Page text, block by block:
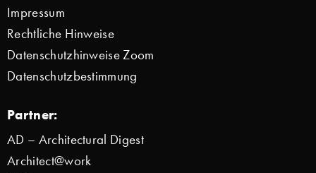
Impressum
Rechtliche Hinweise
Datenschutzhinweise Zoom
Datenschutzbestimmung
Partner:
AD – Architectural Digest
Architect@work